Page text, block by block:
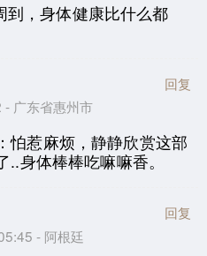
到，身体健康比什么都
广东省惠州市
回复
怕惹麻烦，静静欣赏这部
..身体棒棒吃嘛嘛香。
- 阿根廷
回复